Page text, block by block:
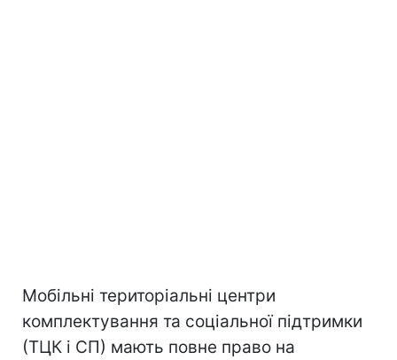
Мобільні територіальні центри
комплектування та соціальної підтримки
(ТЦК і СП) мають повне право на